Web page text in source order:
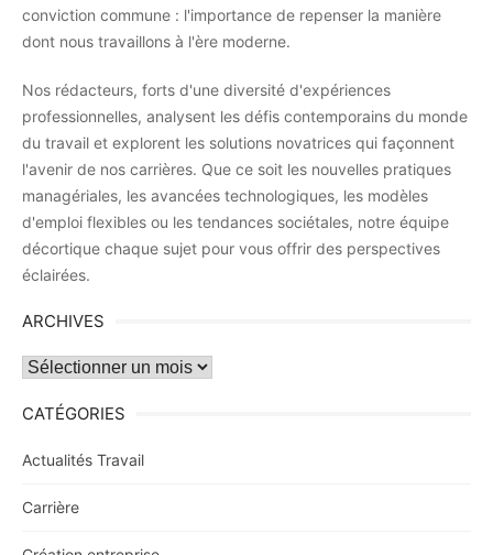
conviction commune : l'importance de repenser la manière
dont nous travaillons à l'ère moderne.
Nos rédacteurs, forts d'une diversité d'expériences
professionnelles, analysent les défis contemporains du monde
du travail et explorent les solutions novatrices qui façonnent
l'avenir de nos carrières. Que ce soit les nouvelles pratiques
managériales, les avancées technologiques, les modèles
d'emploi flexibles ou les tendances sociétales, notre équipe
décortique chaque sujet pour vous offrir des perspectives
éclairées.
ARCHIVES
Archives
CATÉGORIES
Actualités Travail
Carrière